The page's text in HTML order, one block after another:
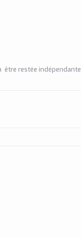
être restée indépendante